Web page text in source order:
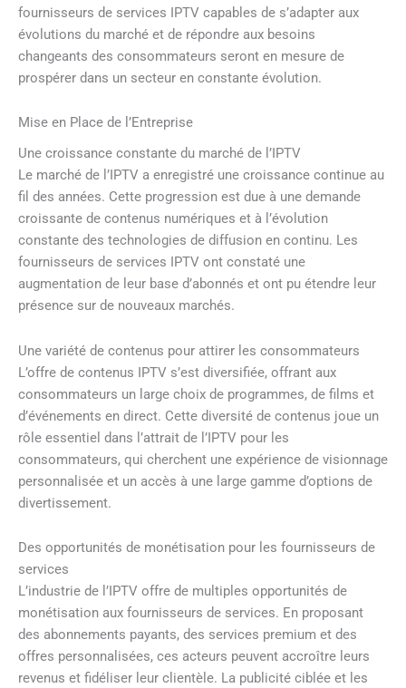
fournisseurs de services IPTV capables de s’adapter aux
évolutions du marché et de répondre aux besoins
changeants des consommateurs seront en mesure de
prospérer dans un secteur en constante évolution.
Mise en Place de l’Entreprise
Une croissance constante du marché de l’IPTV
Le marché de l’IPTV a enregistré une croissance continue au
fil des années. Cette progression est due à une demande
croissante de contenus numériques et à l’évolution
constante des technologies de diffusion en continu. Les
fournisseurs de services IPTV ont constaté une
augmentation de leur base d’abonnés et ont pu étendre leur
présence sur de nouveaux marchés.
Une variété de contenus pour attirer les consommateurs
L’offre de contenus IPTV s’est diversifiée, offrant aux
consommateurs un large choix de programmes, de films et
d’événements en direct. Cette diversité de contenus joue un
rôle essentiel dans l’attrait de l’IPTV pour les
consommateurs, qui cherchent une expérience de visionnage
personnalisée et un accès à une large gamme d’options de
divertissement.
Des opportunités de monétisation pour les fournisseurs de
services
L’industrie de l’IPTV offre de multiples opportunités de
monétisation aux fournisseurs de services. En proposant
des abonnements payants, des services premium et des
offres personnalisées, ces acteurs peuvent accroître leurs
revenus et fidéliser leur clientèle. La publicité ciblée et les